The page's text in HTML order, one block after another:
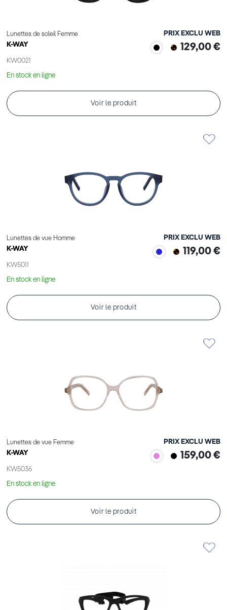
Lunettes de soleil Femme
K-WAY
KW0021
PRIX EXCLU WEB
129,00 €
En stock en ligne
Voir le produit
Lunettes de vue Homme
K-WAY
KW5011
PRIX EXCLU WEB
119,00 €
En stock en ligne
Voir le produit
Lunettes de vue Femme
K-WAY
KW5036
PRIX EXCLU WEB
159,00 €
En stock en ligne
Voir le produit